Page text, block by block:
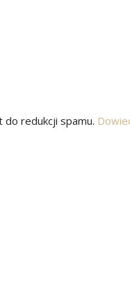
do redukcji spamu.